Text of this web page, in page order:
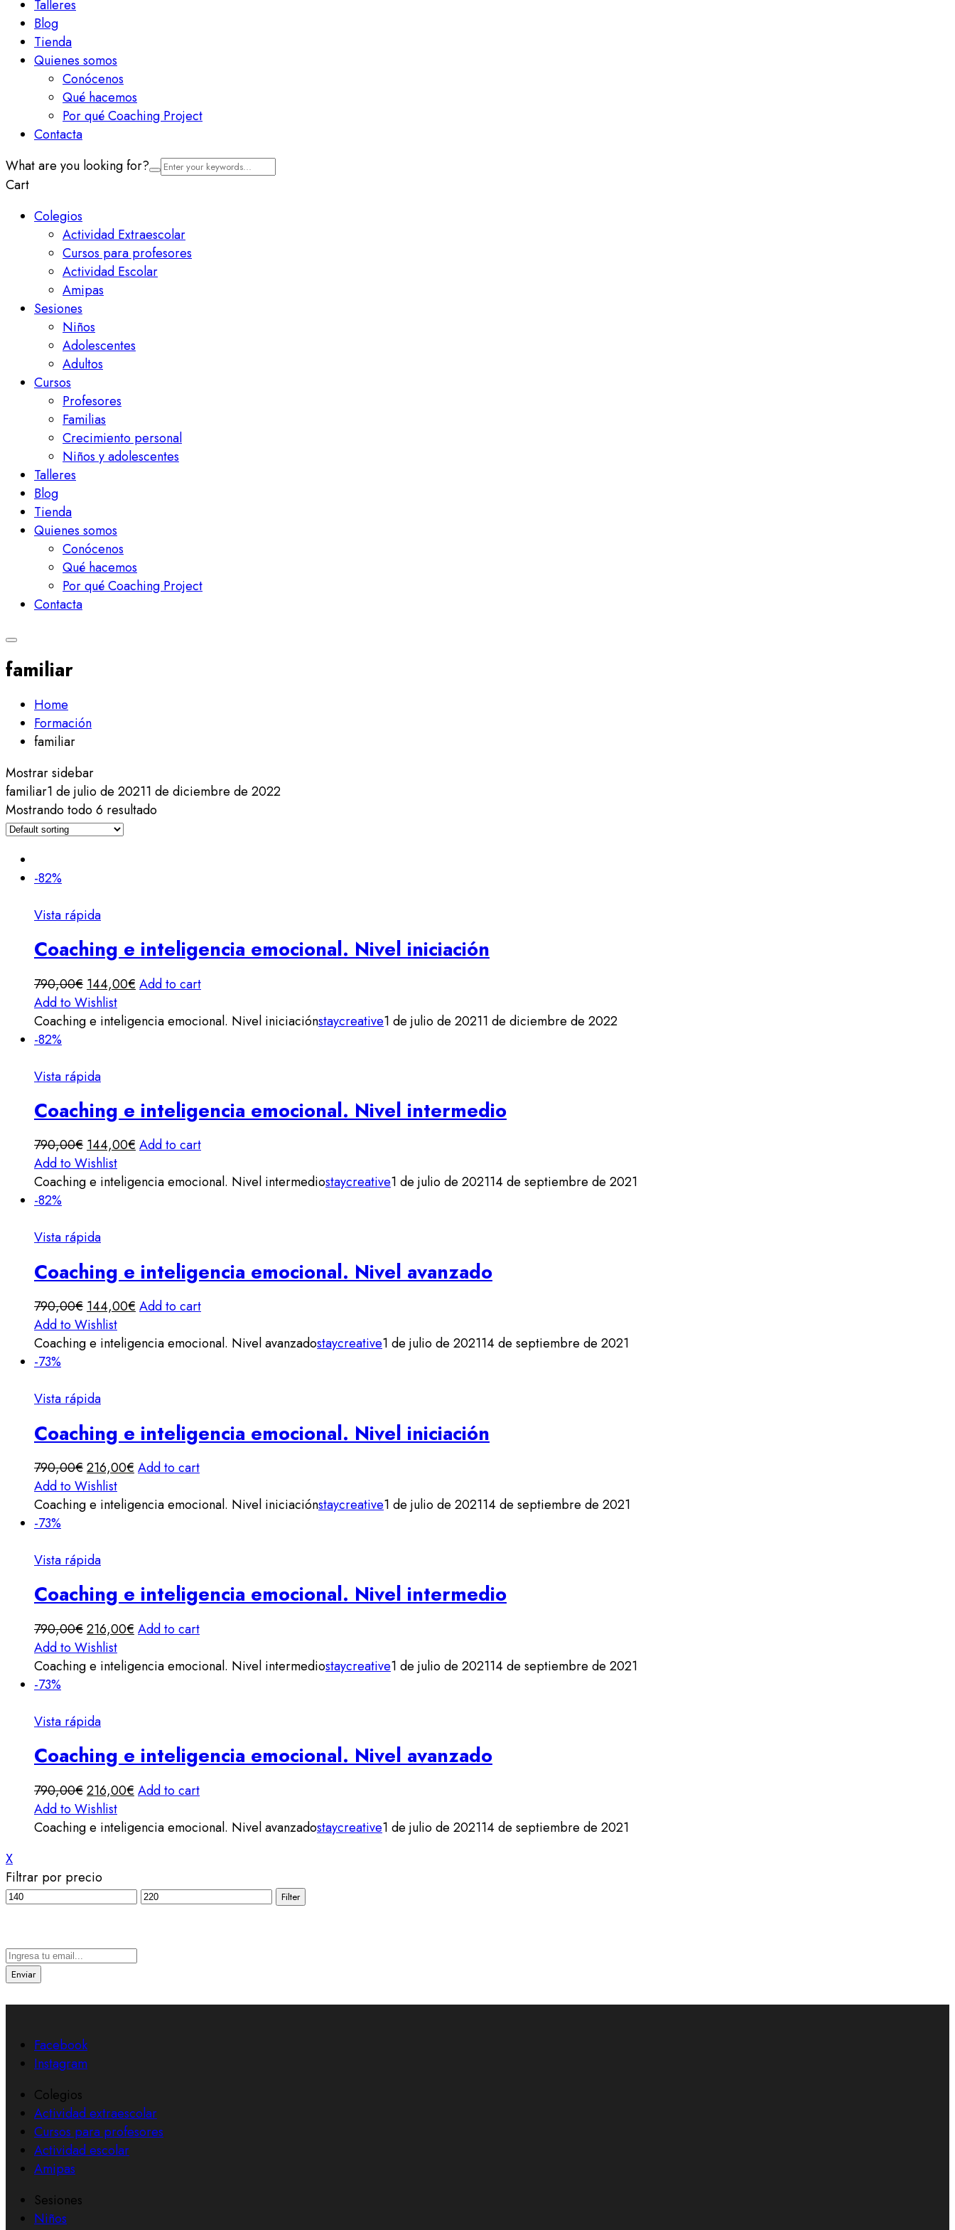
Talleres
Blog
Tienda
Quienes somos
Conócenos
Qué hacemos
Por qué Coaching Project
Contacta
What are you looking for?
Cart
Colegios
Actividad Extraescolar
Cursos para profesores
Actividad Escolar
Amipas
Sesiones
Niños
Adolescentes
Adultos
Cursos
Profesores
Familias
Crecimiento personal
Niños y adolescentes
Talleres
Blog
Tienda
Quienes somos
Conócenos
Qué hacemos
Por qué Coaching Project
Contacta
familiar
Home
Formación
familiar
Mostrar sidebar
familiar1 de julio de 20211 de diciembre de 2022
Mostrando todo 6 resultado
-82%
Vista rápida
Coaching e inteligencia emocional. Nivel iniciación
790,00€ 144,00€ Add to cart
Add to Wishlist
Coaching e inteligencia emocional. Nivel iniciaciónstaycreative1 de julio de 20211 de diciembre de 2022
-82%
Vista rápida
Coaching e inteligencia emocional. Nivel intermedio
790,00€144,00€Add to cart
Add to Wishlist
Coaching e inteligencia emocional. Nivel intermediostaycreative1 de julio de 202114 de septiembre de 2021
-82%
Vista rápida
Coaching e inteligencia emocional. Nivel avanzado
790,00€144,00€Add to cart
Add to Wishlist
Coaching e inteligencia emocional. Nivel avanzadostaycreative1 de julio de 202114 de septiembre de 2021
-73%
Vista rápida
Coaching e inteligencia emocional. Nivel iniciación
790,00€216,00€ Add to cart
Add to Wishlist
Coaching e inteligencia emocional. Nivel iniciaciónstaycreative1 de julio de 202114 de septiembre de 2021
-73%
Vista rápida
Coaching e inteligencia emocional. Nivel intermedio
790,00€216,00€ Add to cart
Add to Wishlist
Coaching e inteligencia emocional. Nivel intermediostaycreative1 de julio de 202114 de septiembre de 2021
-73%
Vista rápida
Coaching e inteligencia emocional. Nivel avanzado
790,00€216,00€ Add to cart
Add to Wishlist
Coaching e inteligencia emocional. Nivel avanzadostaycreative1 de julio de 202114 de septiembre de 2021
X
Filtrar por precio
Filter
Enviar
Facebook
Instagram
Colegios
Actividad extraescolar
Cursos para profesores
Actividad escolar
Amipas
Sesiones
Niños